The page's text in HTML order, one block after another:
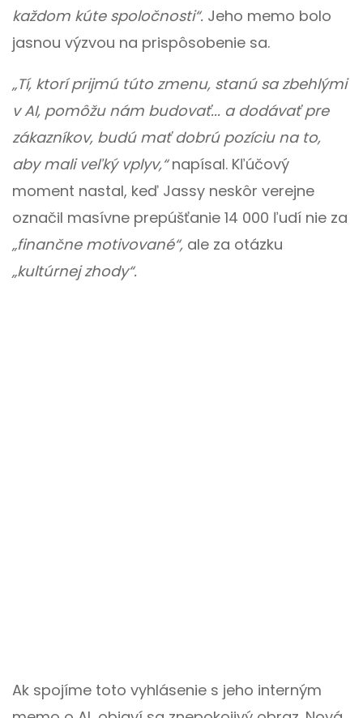
každom kúte spoločnosti“. Jeho memo bolo
jasnou výzvou na prispôsobenie sa.
„Tí, ktorí prijmú túto zmenu, stanú sa zbehlými
v AI, pomôžu nám budovať... a dodávať pre
zákazníkov, budú mať dobrú pozíciu na to,
aby mali veľký vplyv,“napísal. Kľúčový
moment nastal, keď Jassy neskôr verejne
označil masívne prepúšťanie 14 000 ľudí nie za
„finančne motivované“, ale za otázku
„kultúrnej zhody“.
Ak spojíme toto vyhlásenie s jeho interným